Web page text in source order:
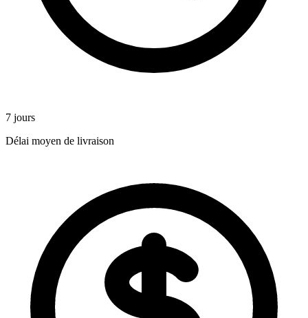
7 jours
Délai moyen de livraison